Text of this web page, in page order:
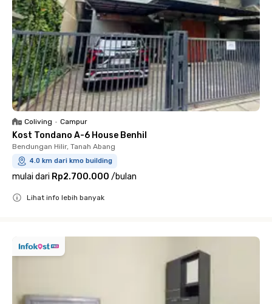
Coliving • Campur
Kost Tondano A-6 House Benhil
Bendungan Hilir, Tanah Abang
4.0 km dari kmo building
mulai dari Rp2.700.000 /bulan
Lihat info lebih banyak